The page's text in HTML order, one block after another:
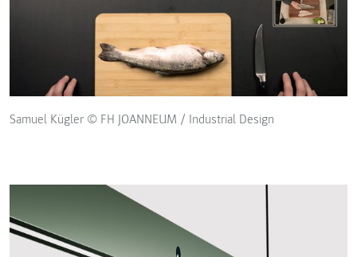
Samuel Kügler © FH JOANNEUM / Industrial Design